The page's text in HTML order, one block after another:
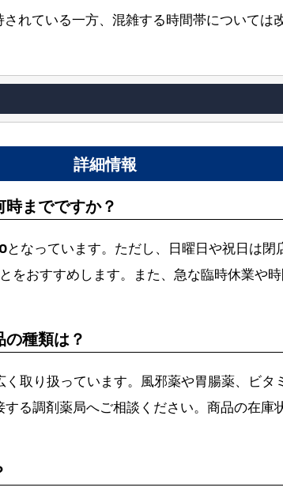
れている一方、混雑する時間帯については
詳細情報
までですか？
となっています。ただし、日曜日や祝日は
をおすすめします。また、急な臨時休業や
種類は？
く取り扱っています。風邪薬や胃腸薬、ビタ
する調剤薬局へご相談ください。商品の在庫